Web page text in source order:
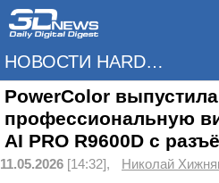
НОВОСТИ HARDWARE
PowerColor
профессиональную
AI PRO R9600D с
11.05.2026 [14:32], Николай